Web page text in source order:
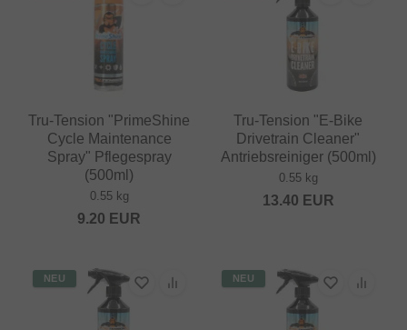
Tru-Tension "PrimeShine
Cycle Maintenance
Spray" Pflegespray
(500ml)
0.55 kg
9.20 EUR
Tru-Tension "E-Bike
Drivetrain Cleaner"
Antriebsreiniger (500ml)
0.55 kg
13.40 EUR
NEU NEU